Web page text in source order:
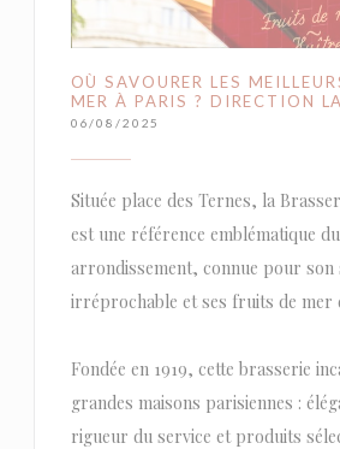
OÙ SAVOURER LES
MER À PARIS ? DIRECTION
06/08/2025
Située place des Ternes, la
est une référence emblématique du
arrondissement, connue pour son
irréprochable et ses fruits de mer
Fondée en 1919, cette brasserie
grandes maisons parisiennes :
rigueur du service et produits